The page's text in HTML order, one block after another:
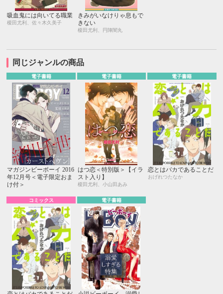
吸血鬼には向いてる職業
榎田尤利、佐々木久美子
きみがいなけりゃ息もで
きない
榎田尤利、円陣闇丸
同じジャンルの商品
電子書籍
マガジンビーボーイ 2016
年12月号＜電子限定おま
け付＞
電子書籍
はつ恋＜特別版＞【イラ
スト入り】
榎田尤利、小山田あみ
電子書籍
恋とはバカであることだ
おげれつたなか
コミックス 電子書籍